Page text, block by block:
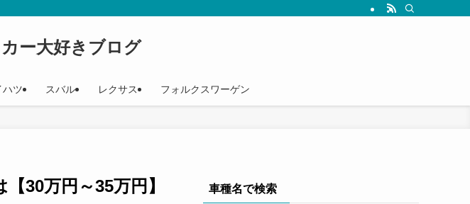
レード、辛口評価までカタログや雑誌では読めない情報を発信していきます。
ー大好きブログ
ハツ スバル レクサス フォルクスワーゲン
30万円～35万円】
車種名で検索